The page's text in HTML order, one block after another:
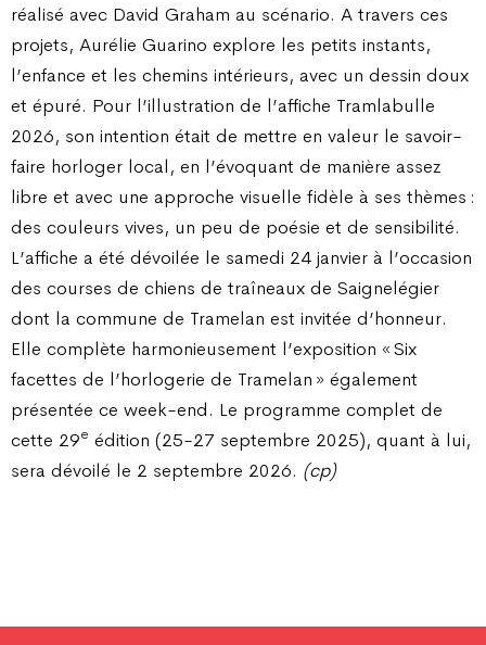
réalisé avec David Graham au scénario. A travers ces
projets, Aurélie Guarino explore les petits instants,
l’enfance et les chemins intérieurs, avec un dessin doux
et épuré. Pour l’illustration de l’affiche Tramlabulle
2026, son intention était de mettre en valeur le savoir-
faire horloger local, en l’évoquant de manière assez
libre et avec une approche visuelle fidèle à ses thèmes :
des couleurs vives, un peu de poésie et de sensibilité.
L’affiche a été dévoilée le samedi 24 janvier à l’occasion
des courses de chiens de traîneaux de Saignelégier
dont la commune de Tramelan est invitée d’honneur.
Elle complète harmonieusement l’exposition « Six
facettes de l’horlogerie de Tramelan » également
présentée ce week-end. Le programme complet de
cette 29e édition (25-27 septembre 2025), quant à lui,
sera dévoilé le 2 septembre 2026. (cp)